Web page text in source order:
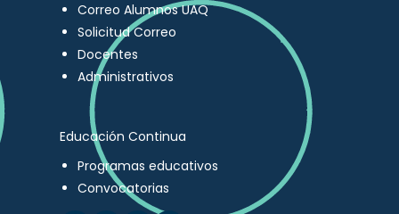
Correo Alumnos UAQ
Solicitud Correo
Docentes
Administrativos
Educación Continua
Programas educativos
Convocatorias